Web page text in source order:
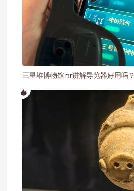
三星堆博物馆mr讲解导览器好用吗？